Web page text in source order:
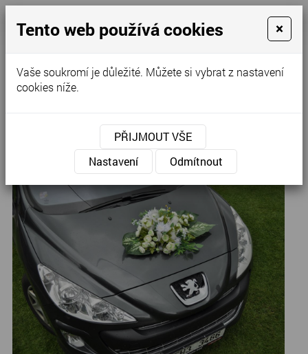
Kontaktujte nás
Ozdoby na auto
Kytka s bílými květy
Tento web používá cookies ×
Vaše soukromí je důležité. Můžete si vybrat z nastavení
cookies níže.
PŘIJMOUT VŠE
Nastavení
Odmítnout